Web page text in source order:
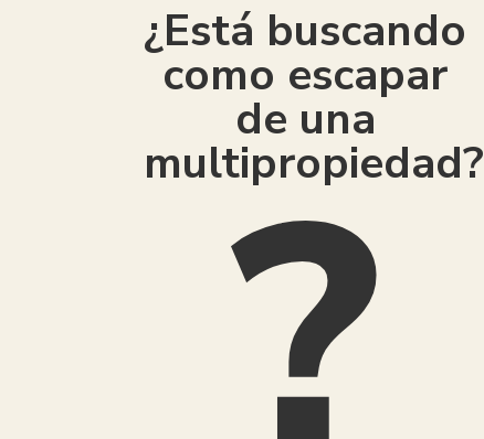
¿Está buscando
como escapar
de una
multipropiedad?